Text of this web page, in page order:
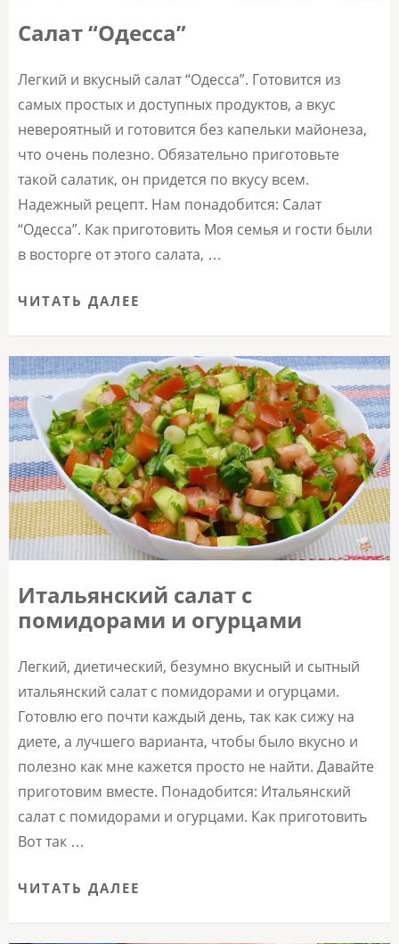
Салат “Одесса”
Легкий и вкусный салат “Одесса”. Готовится из
самых простых и доступных продуктов, а вкус
невероятный и готовится без капельки майонеза,
что очень полезно. Обязательно приготовьте
такой салатик, он придется по вкусу всем.
Надежный рецепт. Нам понадобится: Салат
“Одесса”. Как приготовить Моя семья и гости были
в восторге от этого салата, …
ЧИТАТЬ ДАЛЕЕ
Итальянский салат с
помидорами и огурцами
Легкий, диетический, безумно вкусный и сытный
итальянский салат с помидорами и огурцами.
Готовлю его почти каждый день, так как сижу на
диете, а лучшего варианта, чтобы было вкусно и
полезно как мне кажется просто не найти. Давайте
приготовим вместе. Понадобится: Итальянский
салат с помидорами и огурцами. Как приготовить
Вот так …
ЧИТАТЬ ДАЛЕЕ